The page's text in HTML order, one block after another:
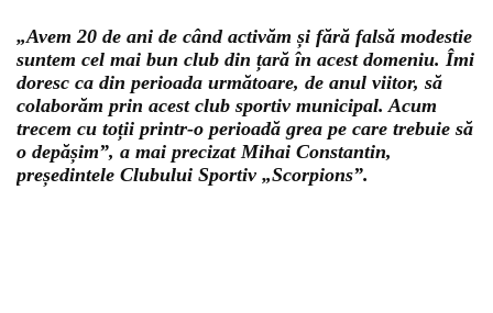
„Avem 20 de ani de când activăm și fără falsă modestie
suntem cel mai bun club din țară în acest domeniu. Îmi
doresc ca din perioada următoare, de anul viitor, să
colaborăm prin acest club sportiv municipal. Acum
trecem cu toții printr-o perioadă grea pe care trebuie să
o depășim”, a mai precizat Mihai Constantin,
președintele Clubului Sportiv „Scorpions”.